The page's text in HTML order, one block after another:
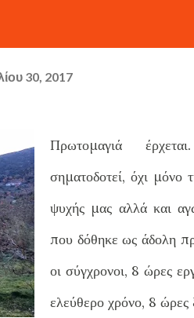
30, 2017
Πρωτομαγιά
σηματοδοτεί, όχι μόνο
ψυχής μας αλλά και
που δόθηκε ως άδολη
οι σύγχρονοι, 8 ώρες
ελεύθερο χρόνο, 8 ώρες